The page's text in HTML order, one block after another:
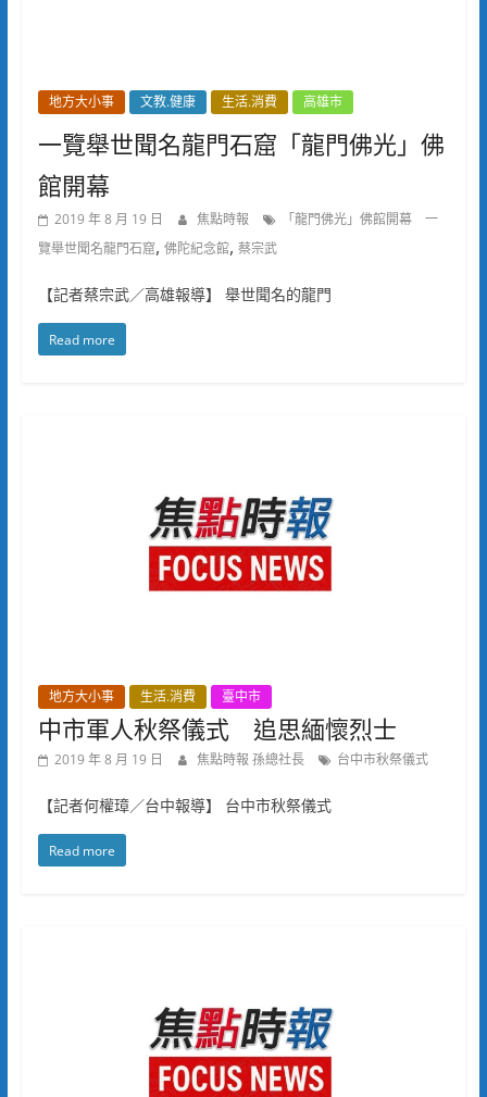
地方大小事 文教.健康 生活.消費 高雄市
一覽舉世聞名龍門石窟「龍門佛光」佛
館開幕
2019 年 8 月 19 日 焦點時報
「龍門佛光」佛館開幕 一
覽舉世聞名龍門石窟, 佛陀紀念館, 蔡宗武
【記者蔡宗武／高雄報導】 舉世聞名的龍門
Read more
地方大小事 生活.消費 臺中市
中市軍人秋祭儀式 追思緬懷烈士
2019 年 8 月 19 日 焦點時報 孫總社長 台中市秋祭儀式
【記者何權璋／台中報導】 台中市秋祭儀式
Read more